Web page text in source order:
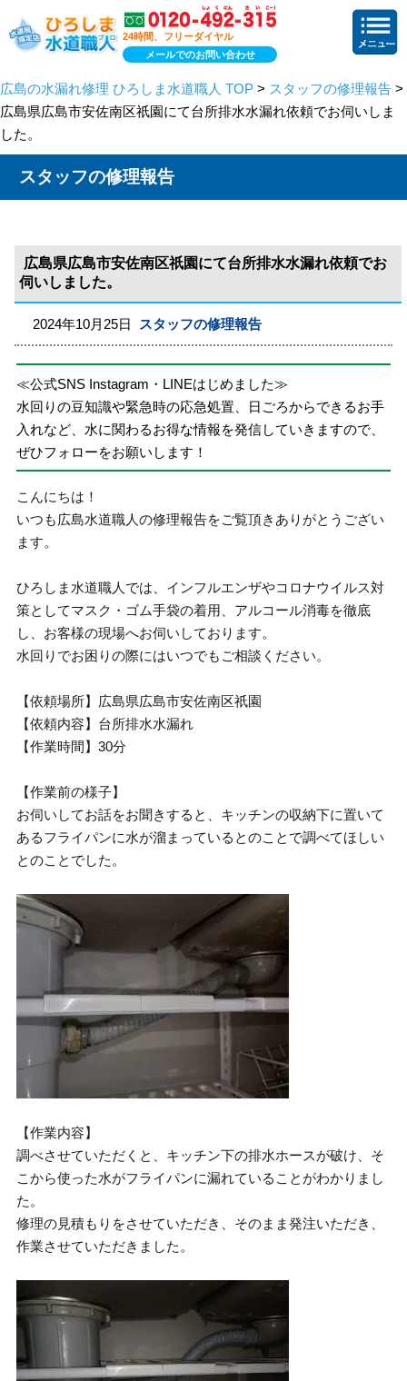
24時間、フリーダイヤル
メールでのお問い合わせ
広島の水漏れ修理 ひろしま水道職人 TOP > スタッフの修理報告 >
広島県広島市安佐南区祇園にて台所排水水漏れ依頼でお伺いしま
した。
スタッフの修理報告
広島県広島市安佐南区祇園にて台所排水水漏れ依頼でお
伺いしました。
2024年10月25日 スタッフの修理報告
≪公式SNS Instagram・LINEはじめました≫
水回りの豆知識や緊急時の応急処置、日ごろからできるお手
入れなど、水に関わるお得な情報を発信していきますので、
ぜひフォローをお願いします！
こんにちは！
いつも広島水道職人の修理報告をご覧頂きありがとうござい
ます。
ひろしま水道職人では、インフルエンザやコロナウイルス対
策としてマスク・ゴム手袋の着用、アルコール消毒を徹底
し、お客様の現場へお伺いしております。
水回りでお困りの際にはいつでもご相談ください。
【依頼場所】広島県広島市安佐南区祇園
【依頼内容】台所排水水漏れ
【作業時間】30分
【作業前の様子】
お伺いしてお話をお聞きすると、キッチンの収納下に置いて
あるフライパンに水が溜まっているとのことで調べてほしい
とのことでした。
【作業内容】
調べさせていただくと、キッチン下の排水ホースが破け、そ
こから使った水がフライパンに漏れていることがわかりまし
た。
修理の見積もりをさせていただき、そのまま発注いただき、
作業させていただきました。